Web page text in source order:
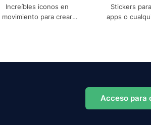
Increíbles iconos en
movimiento para crear
Stickers
apps o
Acceso para